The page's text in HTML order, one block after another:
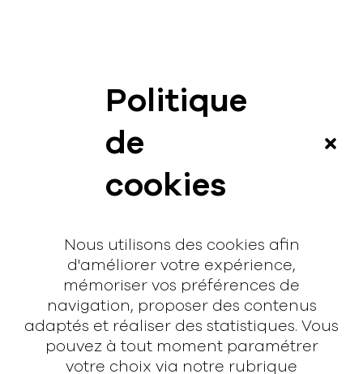
Politique
de
cookies
Nous utilisons des cookies afin
d'améliorer votre expérience,
mémoriser vos préférences de
navigation, proposer des contenus
adaptés et réaliser des statistiques. Vous
pouvez à tout moment paramétrer
votre choix via notre rubrique
Interview
Contact
hello@rodmusic.fr
SubmitHub
Groover